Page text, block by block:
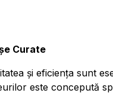
Curate
și eficiența sunt
este concepută